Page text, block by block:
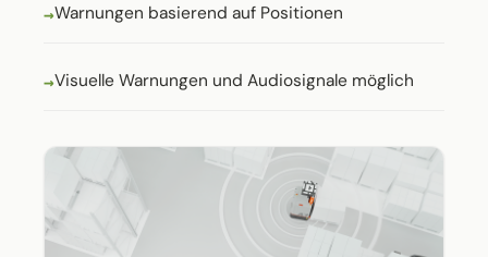
Warnungen basierend auf Positionen
Visuelle Warnungen und Audiosignale möglich